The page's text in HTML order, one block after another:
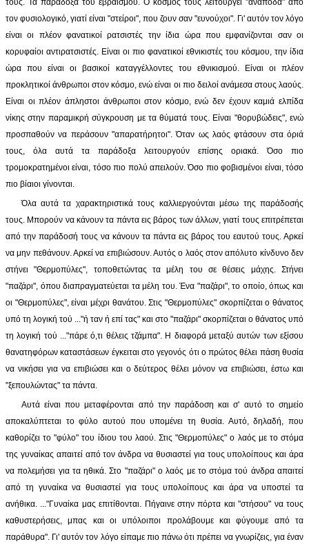
τους. Τα παράδοξα του εβραϊσμού. Ο κόσμος τους λειτουργεί "ανάποδα" από
τον φυσιολογικό, γιατί είναι "στείροι", που ζουν σαν "ευνούχοι". Γι' αυτόν τον λόγο
είναι οι πλέον φανατικοί ρατσιστές την ίδια ώρα που εμφανίζονται σαν οι
κορυφαίοι αντιρατσιστές. Είναι οι πιο φανατικοί εθνικιστές του κόσμου, την ίδια
ώρα που είναι οι βασικοί καταγγέλλοντες του εθνικισμού. Είναι οι πλέον
προκλητικοί άνθρωποι στον κόσμο, ενώ είναι οι πιο δειλοί ανάμεσα στους λαούς.
Είναι οι πλέον άπληστοι άνθρωποι στον κόσμο, ενώ δεν έχουν καμιά ελπίδα
νίκης στην παραμικρή σύγκρουση με τα θύματά τους. Είναι "θορυβώδεις", ενώ
προσπαθούν να περάσουν "απαρατήρητοι". Όταν ως λαός φτάσουν στα όριά
τους, όλα αυτά τα παράδοξα λειτουργούν επίσης οριακά. Όσο πιο
τρομοκρατημένοι είναι, τόσο πιο πολύ απειλούν. Όσο πιο φοβισμένοι είναι, τόσο
πιο βίαιοι γίνονται.
Όλα αυτά τα χαρακτηριστικά τους καλλιεργούνται μέσω της παράδοσής
τους. Μπορούν να κάνουν τα πάντα εις βάρος των άλλων, γιατί τους επιτρέπεται
από την παράδοσή τους να κάνουν τα πάντα εις βάρος του εαυτού τους. Αρκεί
να μην πεθάνουν. Αρκεί να επιβιώσουν. Αυτός ο λαός στον απόλυτο κίνδυνο δεν
στήνει "Θερμοπύλες", τοποθετώντας τα μέλη του σε θέσεις μάχης. Στήνει
"παζάρι", όπου διαπραγματεύεται τα μέλη του. Ένα "παζάρι", το οποίο, όπως και
οι "Θερμοπύλες", είναι μέχρι θανάτου. Στις "Θερμοπύλες" σκορπίζεται ο θάνατος
υπό τη λογική τού ..."ή ταν ή επί τας" και στο "παζάρι" σκορπίζεται ο θάνατος υπό
τη λογική τού ..."πάρε ό,τι θέλεις τζάμπα". Η διαφορά μεταξύ αυτών των εξίσου
θανατηφόρων καταστάσεων έγκειται στο γεγονός ότι ο πρώτος θέλει πάση θυσία
να νικήσει για να επιβιώσει και ο δεύτερος θέλει μόνον να επιβιώσει, έστω και
"ξεπουλώντας" τα πάντα.
Αυτά είναι που μεταφέρονται από την παράδοση και σ' αυτό το σημείο
αποκαλύπτεται το φύλο αυτού που υπομένει τη θυσία. Αυτό, δηλαδή, που
καθορίζει το "φύλο" του ίδιου του λαού. Στις "Θερμοπύλες" ο λαός με το στόμα
της γυναίκας απαιτεί από τον άνδρα να θυσιαστεί για τους υπολοίπους και άρα
να πολεμήσει για τα ηθικά. Στο "παζάρι" ο λαός με το στόμα τού άνδρα απαιτεί
από τη γυναίκα να θυσιαστεί για τους υπολοίπους και άρα να υποστεί τα
ανήθικα. ..."Γυναίκα μας επιτίθονται. Πήγαινε στην πόρτα και "στήσου" να τους
καθυστερήσεις, μπας και οι υπόλοιποι προλάβουμε και φύγουμε από τα
παράθυρα". Γι' αυτόν τον λόγο είπαμε πιο πάνω ότι πρέπει να γνωρίζεις, για έναν